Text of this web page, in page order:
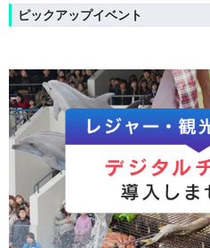
ピックアップイベント